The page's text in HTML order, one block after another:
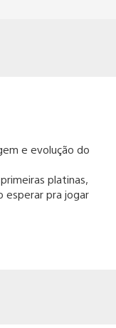
e evolução do
platinas,
esperar pra jogar